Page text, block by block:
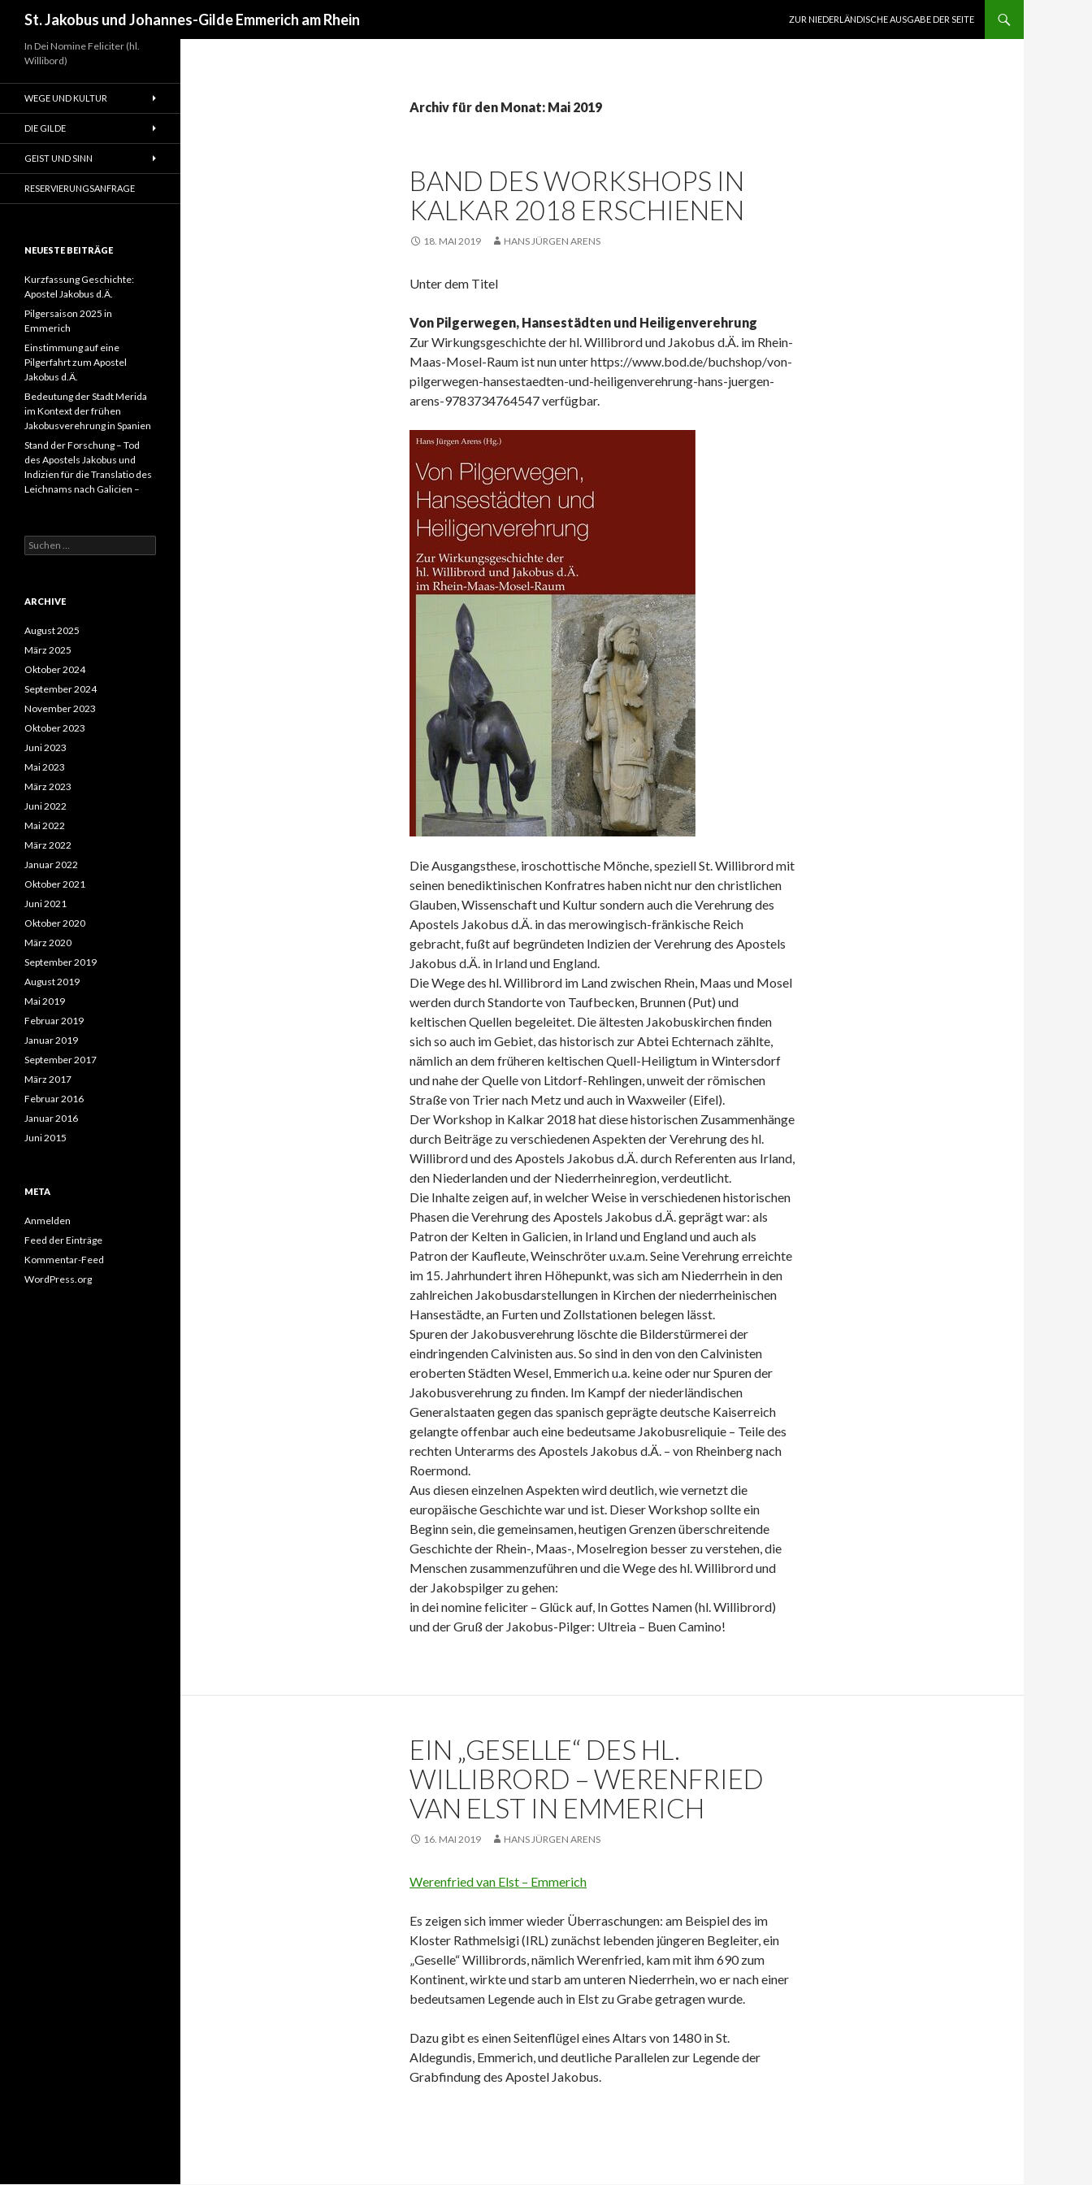
St. Jakobus und Johannes-Gilde Emmerich am Rhein
ZUR NIEDERLÄNDISCHE AUSGABE DER SEITE
Archiv für den Monat: Mai 2019
BAND DES WORKSHOPS IN
KALKAR 2018 ERSCHIENEN
18. MAI 2019 HANS JÜRGEN ARENS
Unter dem Titel
Von Pilgerwegen, Hansestädten und Heiligenverehrung
Zur Wirkungsgeschichte der hl. Willibrord und Jakobus d.Ä. im Rhein-
Maas-Mosel-Raum ist nun unter https://www.bod.de/buchshop/von-
pilgerwegen-hansestaedten-und-heiligenverehrung-hans-juergen-
arens-9783734764547 verfügbar.
Die Ausgangsthese, iroschottische Mönche, speziell St. Willibrord mit
seinen benediktinischen Konfratres haben nicht nur den christlichen
Glauben, Wissenschaft und Kultur sondern auch die Verehrung des
Apostels Jakobus d.Ä. in das merowingisch-fränkische Reich
gebracht, fußt auf begründeten Indizien der Verehrung des Apostels
Jakobus d.Ä. in Irland und England.
Die Wege des hl. Willibrord im Land zwischen Rhein, Maas und Mosel
werden durch Standorte von Taufbecken, Brunnen (Put) und
keltischen Quellen begeleitet. Die ältesten Jakobuskirchen finden
sich so auch im Gebiet, das historisch zur Abtei Echternach zählte,
nämlich an dem früheren keltischen Quell-Heiligtum in Wintersdorf
und nahe der Quelle von Litdorf-Rehlingen, unweit der römischen
Straße von Trier nach Metz und auch in Waxweiler (Eifel).
Der Workshop in Kalkar 2018 hat diese historischen Zusammenhänge
durch Beiträge zu verschiedenen Aspekten der Verehrung des hl.
Willibrord und des Apostels Jakobus d.Ä. durch Referenten aus Irland,
den Niederlanden und der Niederrheinregion, verdeutlicht.
Die Inhalte zeigen auf, in welcher Weise in verschiedenen historischen
Phasen die Verehrung des Apostels Jakobus d.Ä. geprägt war: als
Patron der Kelten in Galicien, in Irland und England und auch als
Patron der Kaufleute, Weinschröter u.v.a.m. Seine Verehrung erreichte
im 15. Jahrhundert ihren Höhepunkt, was sich am Niederrhein in den
zahlreichen Jakobusdarstellungen in Kirchen der niederrheinischen
Hansestädte, an Furten und Zollstationen belegen lässt.
Spuren der Jakobusverehrung löschte die Bilderstürmerei der
eindringenden Calvinisten aus. So sind in den von den Calvinisten
eroberten Städten Wesel, Emmerich u.a. keine oder nur Spuren der
Jakobusverehrung zu finden. Im Kampf der niederländischen
Generalstaaten gegen das spanisch geprägte deutsche Kaiserreich
gelangte offenbar auch eine bedeutsame Jakobusreliquie – Teile des
rechten Unterarms des Apostels Jakobus d.Ä. – von Rheinberg nach
Roermond.
Aus diesen einzelnen Aspekten wird deutlich, wie vernetzt die
europäische Geschichte war und ist. Dieser Workshop sollte ein
Beginn sein, die gemeinsamen, heutigen Grenzen überschreitende
Geschichte der Rhein-, Maas-, Moselregion besser zu verstehen, die
Menschen zusammenzuführen und die Wege des hl. Willibrord und
der Jakobspilger zu gehen:
in dei nomine feliciter – Glück auf, In Gottes Namen (hl. Willibrord)
und der Gruß der Jakobus-Pilger: Ultreia – Buen Camino!
EIN „GESELLE“ DES HL.
WILLIBRORD – WERENFRIED
VAN ELST IN EMMERICH
16. MAI 2019 HANS JÜRGEN ARENS
Werenfried van Elst – Emmerich
Es zeigen sich immer wieder Überraschungen: am Beispiel des im
Kloster Rathmelsigi (IRL) zunächst lebenden jüngeren Begleiter, ein
„Geselle“ Willibrords, nämlich Werenfried, kam mit ihm 690 zum
Kontinent, wirkte und starb am unteren Niederrhein, wo er nach einer
bedeutsamen Legende auch in Elst zu Grabe getragen wurde.
Dazu gibt es einen Seitenflügel eines Altars von 1480 in St.
Aldegundis, Emmerich, und deutliche Parallelen zur Legende der
Grabfindung des Apostel Jakobus.
In Dei Nomine Feliciter (hl.
Willibord)
WEGE UND KULTUR
DIE GILDE
GEIST UND SINN
RESERVIERUNGSANFRAGE
NEUESTE BEITRÄGE
Kurzfassung Geschichte:
Apostel Jakobus d.Ä.
Pilgersaison 2025 in
Emmerich
Einstimmung auf eine
Pilgerfahrt zum Apostel
Jakobus d.Ä.
Bedeutung der Stadt Merida
im Kontext der frühen
Jakobusverehrung in Spanien
Stand der Forschung – Tod
des Apostels Jakobus und
Indizien für die Translatio des
Leichnams nach Galicien –
Suche
nach:
ARCHIVE
August 2025
März 2025
Oktober 2024
September 2024
November 2023
Oktober 2023
Juni 2023
Mai 2023
März 2023
Juni 2022
Mai 2022
März 2022
Januar 2022
Oktober 2021
Juni 2021
Oktober 2020
März 2020
September 2019
August 2019
Mai 2019
Februar 2019
Januar 2019
September 2017
März 2017
Februar 2016
Januar 2016
Juni 2015
META
Anmelden
Feed der Einträge
Kommentar-Feed
WordPress.org